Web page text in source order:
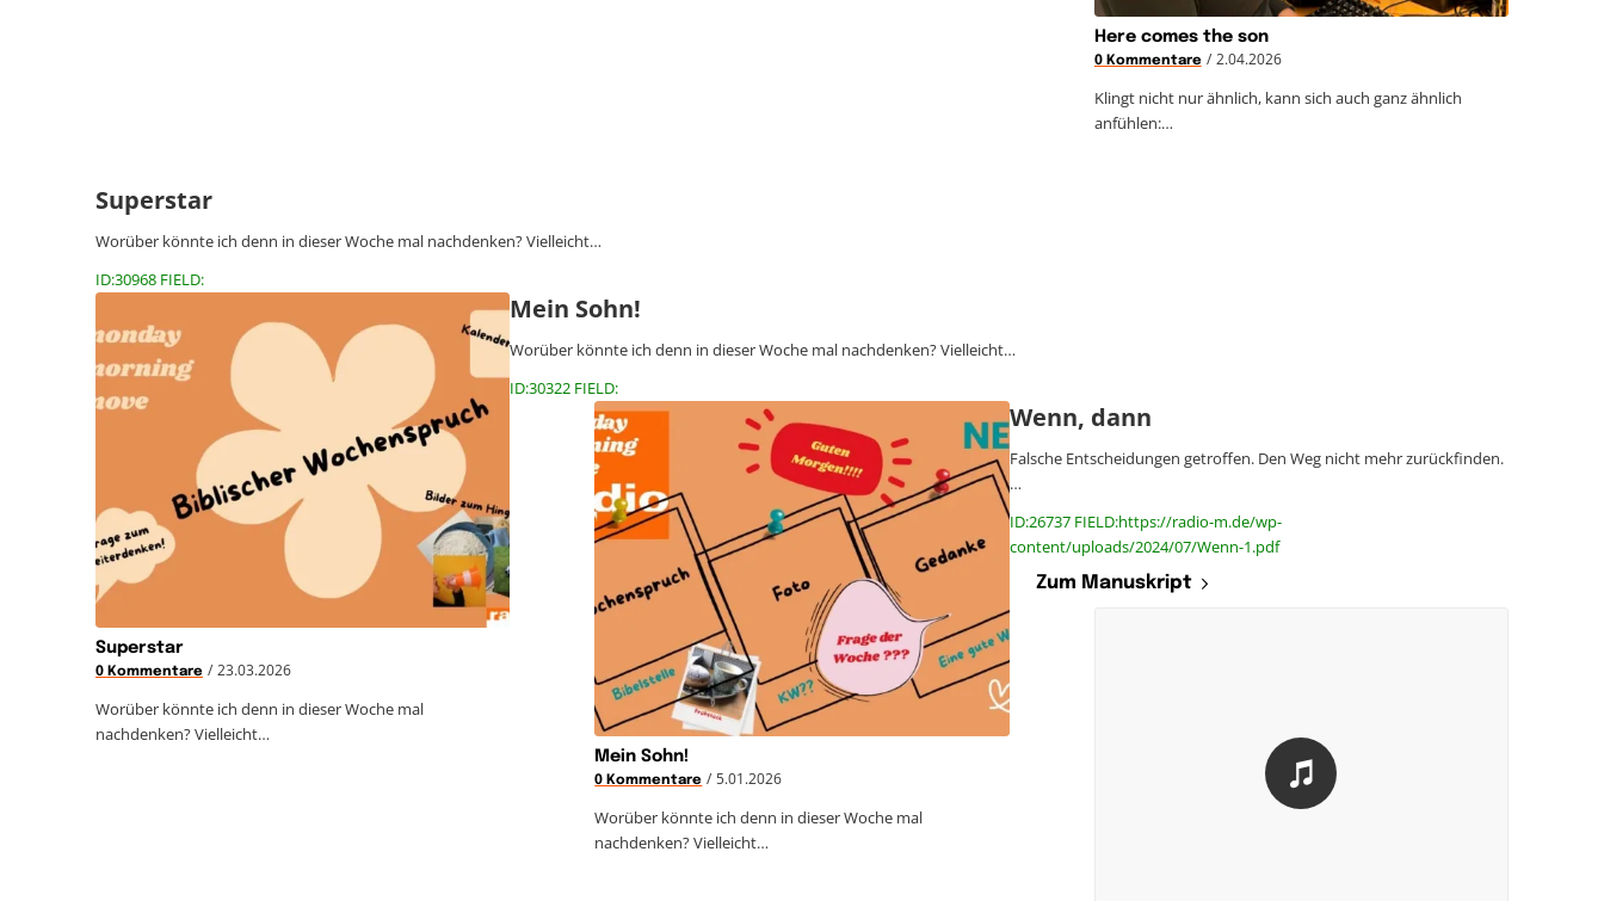
Here comes the son
0 Kommentare / 2.04.2026
Klingt nicht nur ähnlich, kann sich auch ganz ähnlich
anfühlen:…
Superstar
Worüber könnte ich denn in dieser Woche mal nachdenken? Vielleicht…
ID:30968 FIELD:
Superstar
0 Kommentare / 23.03.2026
Worüber könnte ich denn in dieser Woche mal
nachdenken? Vielleicht…
Mein Sohn!
Worüber könnte ich denn in dieser Woche mal nachdenken? Vielleicht…
ID:30322 FIELD:
Mein Sohn!
0 Kommentare / 5.01.2026
Worüber könnte ich denn in dieser Woche mal
nachdenken? Vielleicht…
Wenn, dann
Falsche Entscheidungen getroffen. Den Weg nicht mehr zurückfinden.
…
ID:26737 FIELD:https://radio-m.de/wp-
content/uploads/2024/07/Wenn-1.pdf
Zum Manuskript